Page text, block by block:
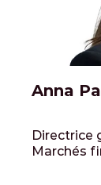
Anna
Directrice
Marchés